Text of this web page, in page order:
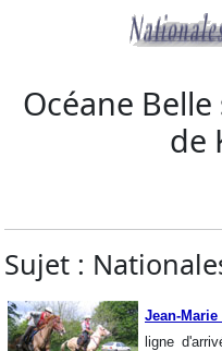
Océane
de
Sujet :
Jean-
ligne